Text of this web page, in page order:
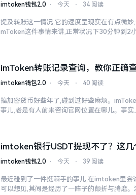
imtoken钱包2.0 ⋅ 今天 ⋅ 34 阅读
提及转账这一情况,它的速度呈现实在有点微
mToken这件事情来讲,正常状况下30分钟到2
imToken转账记录查询，教你正确
imtoken钱包2.0 ⋅ 今天 ⋅ 40 阅读
搞加密货币好些年了,碰到过好些麻烦。
事儿,老是有人前来咨询官网位置在哪儿。事
imtoken银行USDT提现不了？这
imtoken钱包2.0 ⋅ 今天 ⋅ 39 阅读
最近碰到了一件挺棘手的事儿,在imtoken里尝
可以想见,其间是经历了一阵子的颠折与腾磨